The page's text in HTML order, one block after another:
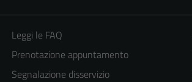
Leggi le FAQ
Prenotazione appuntamento
Segnalazione disservizio